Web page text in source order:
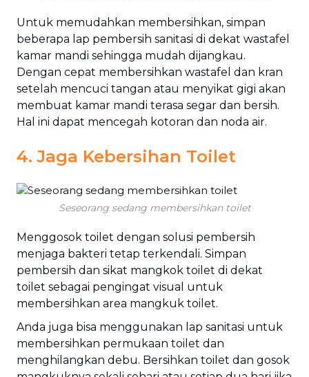
Untuk memudahkan membersihkan, simpan
beberapa lap pembersih sanitasi di dekat wastafel
kamar mandi sehingga mudah dijangkau.
Dengan cepat membersihkan wastafel dan kran
setelah mencuci tangan atau menyikat gigi akan
membuat kamar mandi terasa segar dan bersih.
Hal ini dapat mencegah kotoran dan noda air.
4. Jaga Kebersihan Toilet
Seseorang sedang membersihkan toilet
Menggosok toilet dengan solusi pembersih
menjaga bakteri tetap terkendali. Simpan
pembersih dan sikat mangkok toilet di dekat
toilet sebagai pengingat visual untuk
membersihkan area mangkuk toilet.
Anda juga bisa menggunakan lap sanitasi untuk
membersihkan permukaan toilet dan
menghilangkan debu. Bersihkan toilet dan gosok